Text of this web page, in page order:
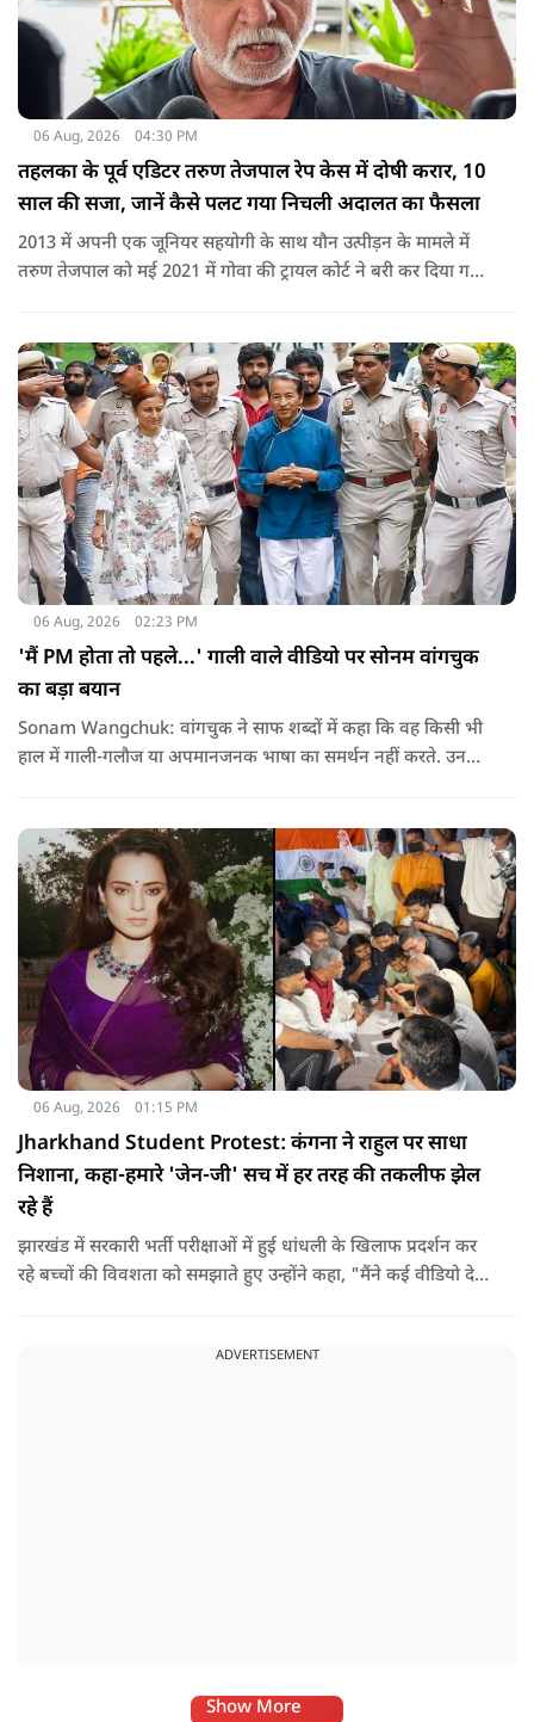
06 Aug, 2026 04:30 PM
तहलका के पूर्व एडिटर तरुण तेजपाल रेप केस में दोषी करार, 10
साल की सजा, जानें कैसे पलट गया निचली अदालत का फैसला
2013 में अपनी एक जूनियर सहयोगी के साथ यौन उत्पीड़न के मामले में
तरुण तेजपाल को मई 2021 में गोवा की ट्रायल कोर्ट ने बरी कर दिया गया
06 Aug, 2026 02:23 PM
'मैं PM होता तो पहले...' गाली वाले वीडियो पर सोनम वांगचुक
का बड़ा बयान
Sonam Wangchuk: वांगचुक ने साफ शब्दों में कहा कि वह किसी भी
हाल में गाली-गलौज या अपमानजनक भाषा का समर्थन नहीं करते. उनका
06 Aug, 2026 01:15 PM
Jharkhand Student Protest: कंगना ने राहुल पर साधा
निशाना, कहा-हमारे 'जेन-जी' सच में हर तरह की तकलीफ झेल
रहे हैं
झारखंड में सरकारी भर्ती परीक्षाओं में हुई धांधली के खिलाफ प्रदर्शन कर
रहे बच्चों की विवशता को समझाते हुए उन्होंने कहा, "मैंने कई वीडियो देखे
यहां तक गंभीर हैं कि बच्चों के पास ऑनलाइन फूड नहीं जा पा रहा है. ऐसी
ADVERTISEMENT
Show More